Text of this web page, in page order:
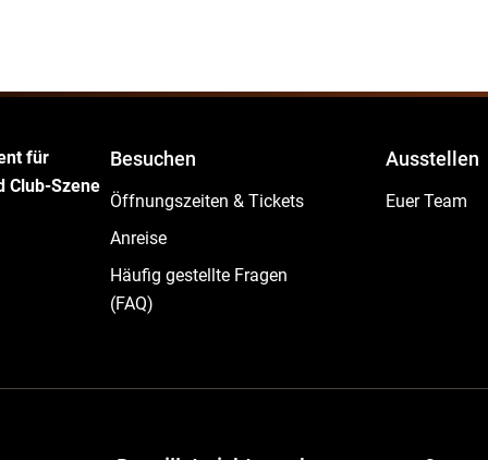
für
Club-Szene
Besuchen
Öffnungszeiten & Tickets
Anreise
Häufig gestellte Fragen
(FAQ)
Ausstellen
Euer Team